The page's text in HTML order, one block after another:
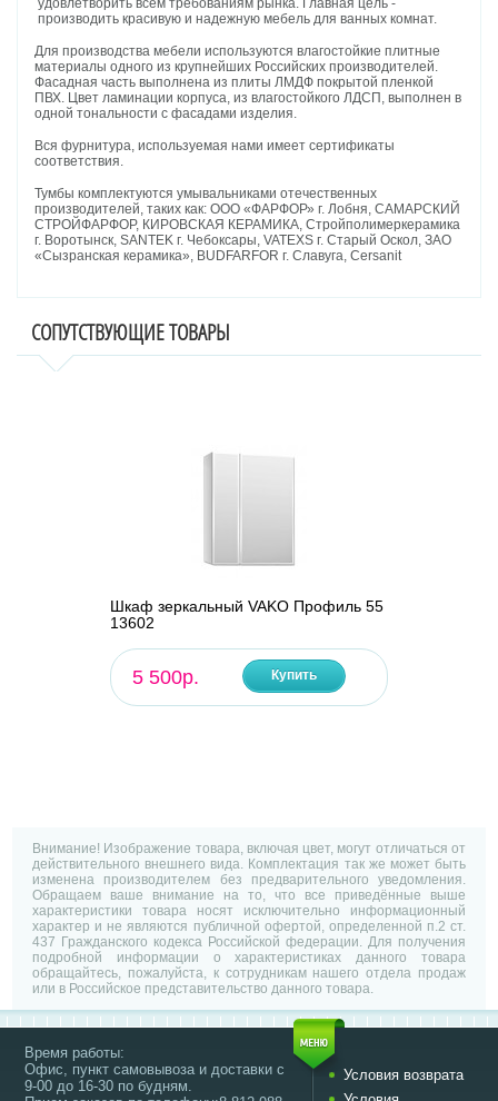
удовлетворить всем требованиям рынка. Главная цель -
производить красивую и надежную мебель для ванных комнат.
Для производства мебели используются влагостойкие плитные
материалы одного из крупнейших Российских производителей.
Фасадная часть выполнена из плиты ЛМДФ покрытой пленкой
ПВХ. Цвет ламинации корпуса, из влагостойкого ЛДСП, выполнен в
одной тональности с фасадами изделия.
Вся фурнитура, используемая нами имеет сертификаты
соответствия.
Тумбы комплектуются умывальниками отечественных
производителей, таких как: ООО «ФАРФОР» г. Лобня, САМАРСКИЙ
СТРОЙФАРФОР, КИРОВСКАЯ КЕРАМИКА, Стройполимеркерамика
г. Воротынск, SANTEK г. Чебоксары, VATEXS г. Старый Оскол, ЗАО
«Сызранская керамика», BUDFARFOR г. Славуга, Cersanit
СОПУТСТВУЮЩИЕ ТОВАРЫ
Шкаф зеркальный VAKO Профиль 55
13602
5 500р. Купить
Внимание! Изображение товара, включая цвет, могут отличаться от
действительного внешнего вида. Комплектация так же может быть
изменена производителем без предварительного уведомления.
Обращаем ваше внимание на то, что все приведённые выше
характеристики товара носят исключительно информационный
характер и не являются публичной офертой, определенной п.2 ст.
437 Гражданского кодекса Российской федерации. Для получения
подробной информации о характеристиках данного товара
обращайтесь, пожалуйста, к сотрудникам нашего отдела продаж
или в Российское представительство данного товара.
Время работы:
Офис, пункт самовывоза и доставки с
9-00 до 16-30 по будням.
Условия возврата